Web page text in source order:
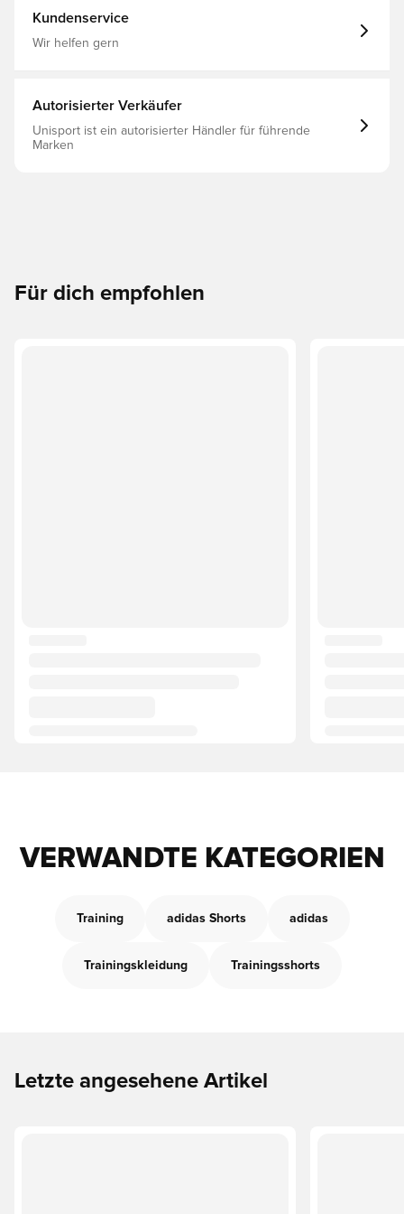
weiterhin auf innovative Materialien und
Kollektion sowohl zeitlos als auch modern ist. Locker
Kundenservice
Wir helfen gern
Autorisierter Verkäufer
Unisport ist ein autorisierter Händler für führende
Marken
Für dich empfohlen
VERWANDTE KATEGORIEN
Training adidas Shorts adidas
Trainingskleidung Trainingsshorts
Letzte angesehene Artikel